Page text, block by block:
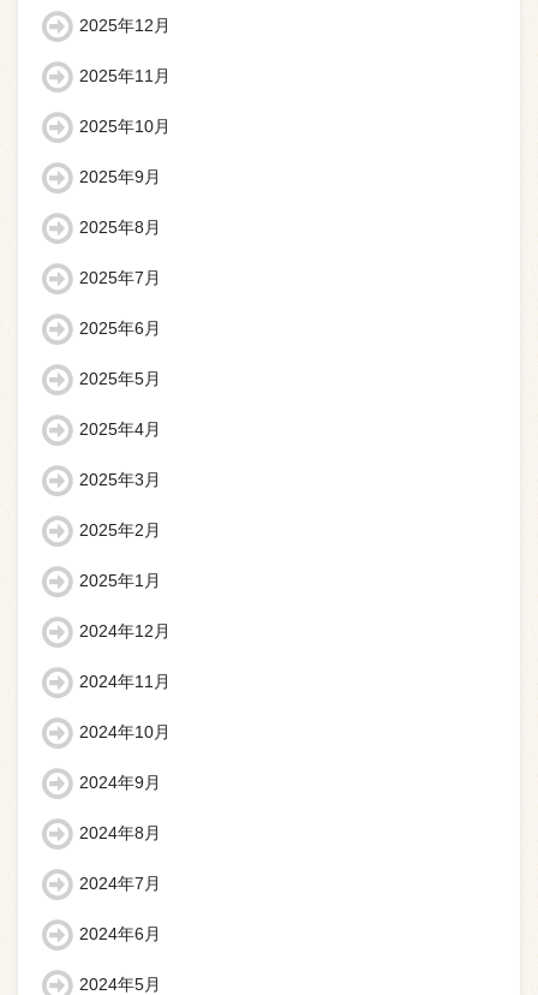
2025年12月
2025年11月
2025年10月
2025年9月
2025年8月
2025年7月
2025年6月
2025年5月
2025年4月
2025年3月
2025年2月
2025年1月
2024年12月
2024年11月
2024年10月
2024年9月
2024年8月
2024年7月
2024年6月
2024年5月